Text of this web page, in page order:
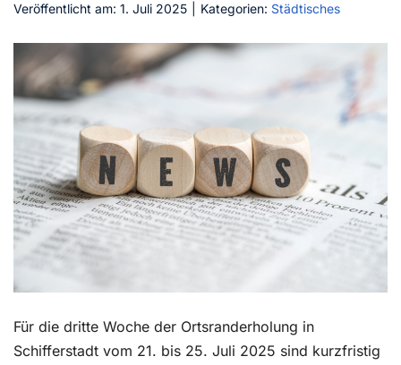
Kontakt
Veröffentlicht am: 1. Juli 2025 Kategorien: Städtisches
Für die dritte Woche der Ortsranderholung in
Schifferstadt vom 21. bis 25. Juli 2025 sind kurzfristig